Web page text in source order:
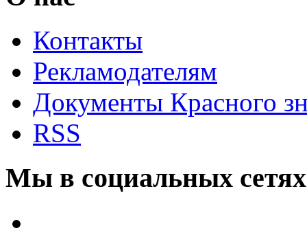
Контакты
Рекламодателям
Документы Красного
RSS
Мы в социальных сетях